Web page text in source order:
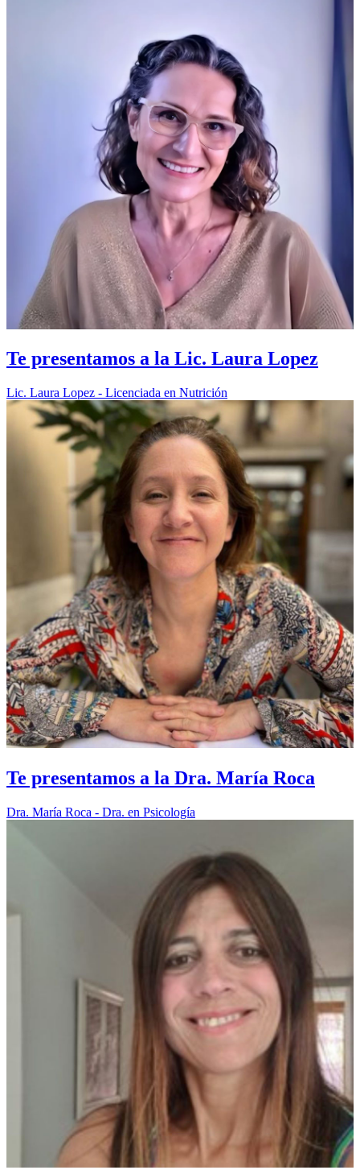
Te presentamos a la Lic. Laura Lopez
Lic. Laura Lopez - Licenciada en Nutrición
Te presentamos a la Dra. María Roca
Dra. María Roca - Dra. en Psicología